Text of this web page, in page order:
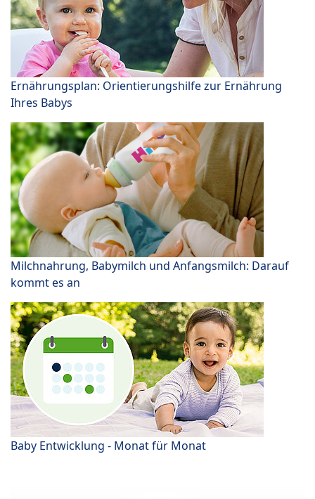
Ernährungsplan: Orientierungshilfe zur Ernährung
Ihres Babys
Milchnahrung, Babymilch und Anfangsmilch: Darauf
kommt es an
Baby Entwicklung - Monat für Monat